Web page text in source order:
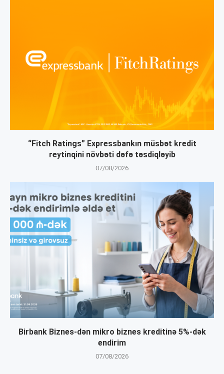
“Fitch Ratings” Expressbankın müsbət kredit
reytinqini növbəti dəfə təsdiqləyib
07/08/2026
Birbank Biznes-dən mikro biznes kreditinə 5%-dək
endirim
07/08/2026